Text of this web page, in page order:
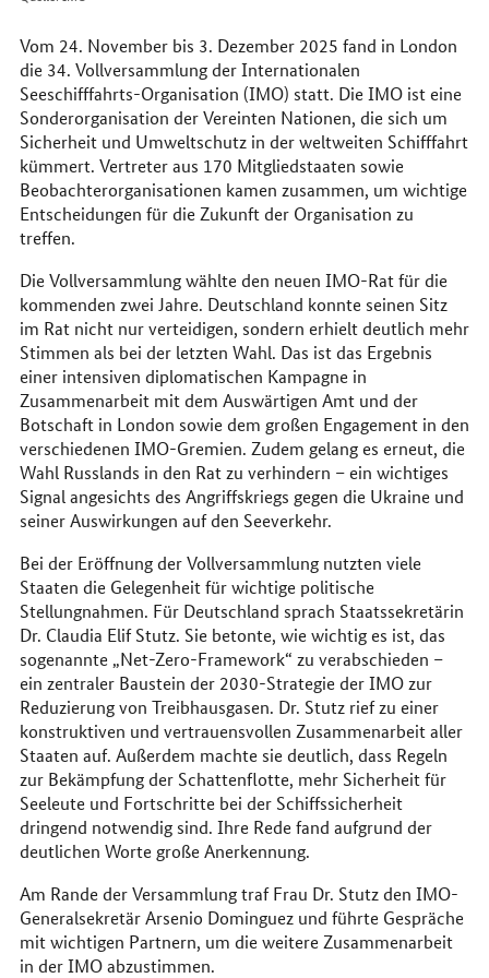
Vom 24. November bis 3. Dezember 2025 fand in London
die 34. Vollversammlung der Internationalen
Seeschifffahrts-Organisation (IMO) statt. Die IMO ist eine
Sonderorganisation der Vereinten Nationen, die sich um
Sicherheit und Umweltschutz in der weltweiten Schifffahrt
kümmert. Vertreter aus 170 Mitgliedstaaten sowie
Beobachterorganisationen kamen zusammen, um wichtige
Entscheidungen für die Zukunft der Organisation zu
treffen.
Die Vollversammlung wählte den neuen IMO-Rat für die
kommenden zwei Jahre. Deutschland konnte seinen Sitz
im Rat nicht nur verteidigen, sondern erhielt deutlich mehr
Stimmen als bei der letzten Wahl. Das ist das Ergebnis
einer intensiven diplomatischen Kampagne in
Zusammenarbeit mit dem Auswärtigen Amt und der
Botschaft in London sowie dem großen Engagement in den
verschiedenen IMO-Gremien. Zudem gelang es erneut, die
Wahl Russlands in den Rat zu verhindern – ein wichtiges
Signal angesichts des Angriffskriegs gegen die Ukraine und
seiner Auswirkungen auf den Seeverkehr.
Bei der Eröffnung der Vollversammlung nutzten viele
Staaten die Gelegenheit für wichtige politische
Stellungnahmen. Für Deutschland sprach Staatssekretärin
Dr. Claudia Elif Stutz. Sie betonte, wie wichtig es ist, das
sogenannte „Net-Zero-Framework“ zu verabschieden –
ein zentraler Baustein der 2030-Strategie der IMO zur
Reduzierung von Treibhausgasen. Dr. Stutz rief zu einer
konstruktiven und vertrauensvollen Zusammenarbeit aller
Staaten auf. Außerdem machte sie deutlich, dass Regeln
zur Bekämpfung der Schattenflotte, mehr Sicherheit für
Seeleute und Fortschritte bei der Schiffssicherheit
dringend notwendig sind. Ihre Rede fand aufgrund der
deutlichen Worte große Anerkennung.
Am Rande der Versammlung traf Frau Dr. Stutz den IMO-
Generalsekretär Arsenio Dominguez und führte Gespräche
mit wichtigen Partnern, um die weitere Zusammenarbeit
in der IMO abzustimmen.